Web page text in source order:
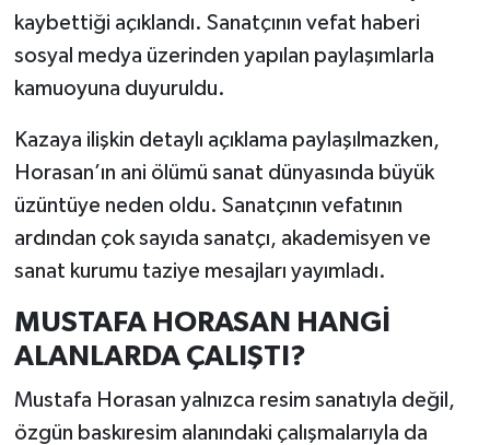
kaybettiği açıklandı. Sanatçının vefat haberi
sosyal medya üzerinden yapılan paylaşımlarla
kamuoyuna duyuruldu.
Kazaya ilişkin detaylı açıklama paylaşılmazken,
Horasan’ın ani ölümü sanat dünyasında büyük
üzüntüye neden oldu. Sanatçının vefatının
ardından çok sayıda sanatçı, akademisyen ve
sanat kurumu taziye mesajları yayımladı.
MUSTAFA HORASAN HANGİ
ALANLARDA ÇALIŞTI?
Mustafa Horasan yalnızca resim sanatıyla değil,
özgün baskıresim alanındaki çalışmalarıyla da